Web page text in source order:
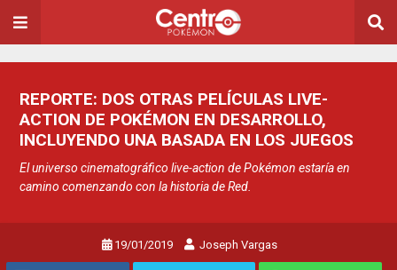
REPORTE: DOS OTRAS PELÍCULAS LIVE-
ACTION DE POKÉMON EN DESARROLLO,
INCLUYENDO UNA BASADA EN LOS JUEGOS
El universo cinematográfico live-action de Pokémon estaría en
camino comenzando con la historia de Red.
19/01/2019 Joseph Vargas